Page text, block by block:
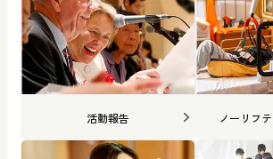
活動報告 ノーリフ